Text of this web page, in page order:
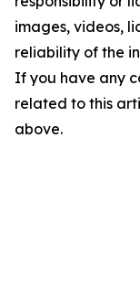
images, videos,
reliability of the
If you have any
related to this
above.